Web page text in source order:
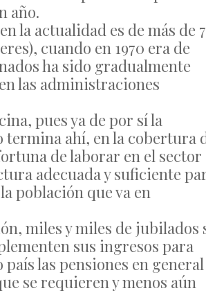
año.
la actualidad es de más de
cuando en 1970 era de
ha sido gradualmente
las administraciones
pues ya de por sí la
termina ahí, en la cobertura
de laborar en el sector
adecuada y suficiente
población que va en
miles y miles de jubilados
sus ingresos para
las pensiones en general
se requieren y menos aún